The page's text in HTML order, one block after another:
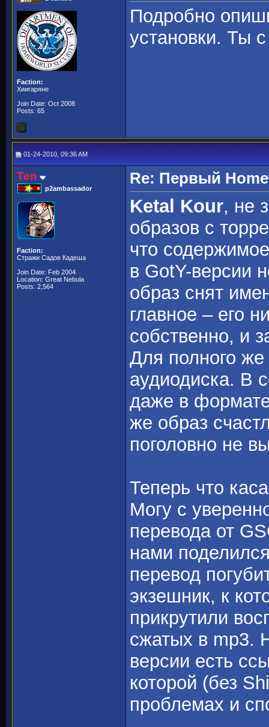
Faction:
Хиигаряне
Join Date: Oct 2008
Posts: 65
Подробно
установки. Ты
01-24-2010, 09:36 AM
Ten
p2ambassador
Faction:
Стражи Садов Кадеша
Join Date: Feb 2004
Location: Great Nebula
Posts: 2,564
Re: Первый
Ketal Kour, не
образов с
что
в GotY-версии
образ снят
главное – его
собственно, и
Для полного же
аудиодиска. В
даже в
же образ
поголовно не
Теперь что
Могу с
перевода от
нами
перевод
экзешник, к
прикрутили
сжатых в mp3.
версии есть
которой (без
проблемах и